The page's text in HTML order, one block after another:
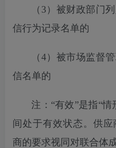
（ 3）被财政部门
信行为记录名单的
（4）被市场监督
信名单的
注： “有效”是指“
间处于有效状态。供
商的要求视同对联合体